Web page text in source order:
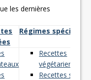
les dernières
Régimes spéciaux
Recettes
végétariennes
Recettes sans